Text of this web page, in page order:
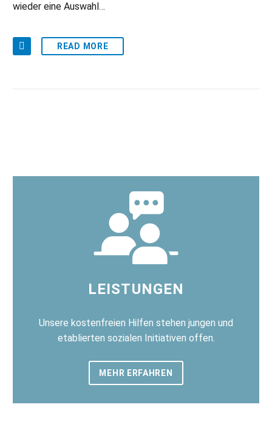
wieder eine Auswahl…
READ MORE
LEISTUNGEN
Unsere kostenfreien Hilfen stehen jungen und
etablierten sozialen Initiativen offen.
MEHR ERFAHREN